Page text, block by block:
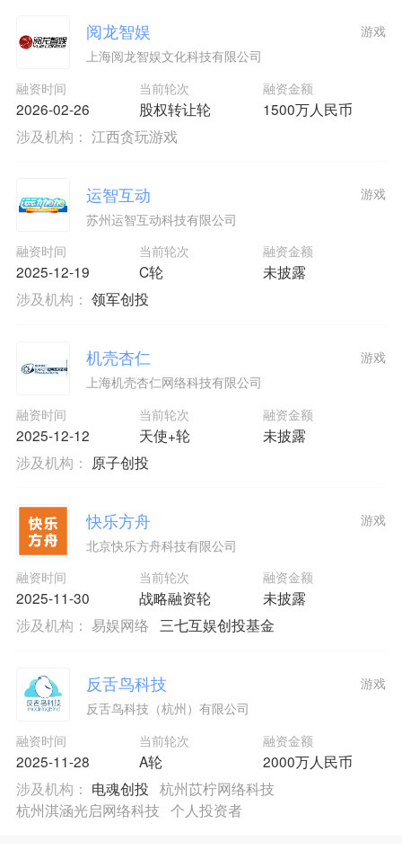
阅龙智娱
上海阅龙智娱文化科技有限公司
融资时间
2026-02-26
当前轮次
股权转让轮
融资金额
1500万人民币
游戏
涉及机构： 江西贪玩游戏
运智互动
苏州运智互动科技有限公司
融资时间
2025-12-19
当前轮次
C轮
融资金额
未披露
游戏
涉及机构： 领军创投
机壳杏仁
上海机壳杏仁网络科技有限公司
融资时间
2025-12-12
当前轮次
天使+轮
融资金额
未披露
游戏
涉及机构： 原子创投
快乐方舟
北京快乐方舟科技有限公司
融资时间
2025-11-30
当前轮次
战略融资轮
融资金额
未披露
游戏
涉及机构： 易娱网络 三七互娱创投基金
反舌鸟科技
反舌鸟科技（杭州）有限公司
融资时间
2025-11-28
当前轮次
A轮
融资金额
2000万人民币
游戏
涉及机构： 电魂创投 杭州苡柠网络科技
杭州淇涵光启网络科技 个人投资者